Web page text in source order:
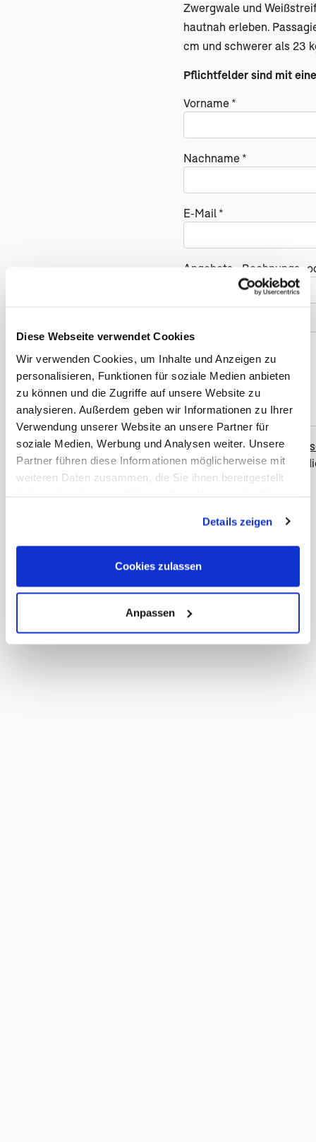
Diese Webseite verwendet Cookies
Wir verwenden Cookies, um Inhalte und Anzeigen zu
personalisieren, Funktionen für soziale Medien anbieten
zu können und die Zugriffe auf unsere Website zu
analysieren. Außerdem geben wir Informationen zu Ihrer
Verwendung unserer Website an unsere Partner für
soziale Medien, Werbung und Analysen weiter. Unsere
Partner führen diese Informationen möglicherweise mit
weiteren Daten zusammen, die Sie ihnen bereitgestellt
Cookies, wenn Sie unsere Webseite weiterhin nutzen.
Details zeigen
Cookies zulassen
Anpassen
Zwergwale und
hautnah erleben.
cm und schwerer als 23
Pflichtfelder sind mit
Vorname *
Nachname *
E-Mail *
Angebots-, Rechnungs-
Ja, ich habe die
gelesen und akzeptiere